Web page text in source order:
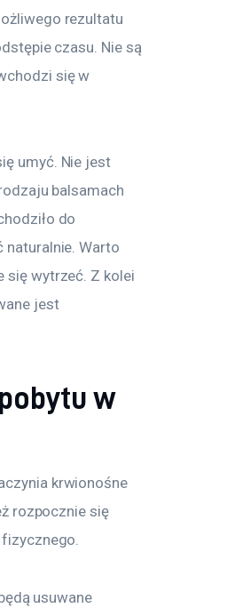
rezultatu
czasu. Nie są
się w
umyć. Nie jest
balsamach
do
naturalnie. Warto
się wytrzeć. Z kolei
jest
w
krwionośne
rozpocznie się
usuwane